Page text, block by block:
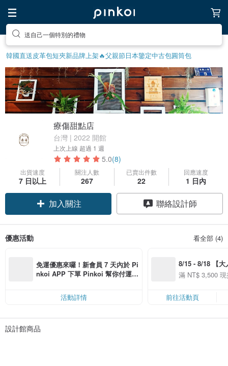
送自己一個特別的禮物
韓國直送皮革包短夾新品牌上架🔥父親節日本鑒定中古包圓筒包
療傷甜點店
台灣 | 2022 開館
上次上線 超過 1 週
5.0(8)
出貨速度
7 日以上
關注人數
267
已賣出件數
22
回應速度
1 日內
加入關注 聯絡設計師
優惠活動 看全部 (4)
免運優惠來囉！新會員 7 天內於 Pi
nkoi APP 下單 Pinkoi 幫你付運
活動詳情
8/15 - 8/18 【大
季】滿
50
滿 NT$ 3,500
前往活動頁
設計館商品